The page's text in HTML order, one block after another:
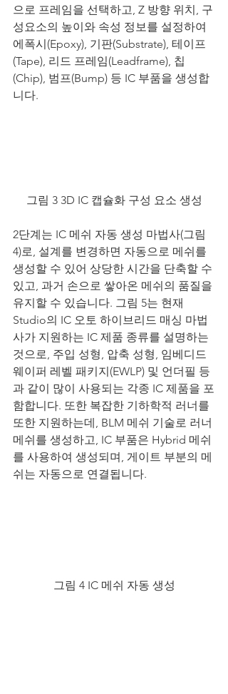
으로 프레임을 선택하고, Z 방향 위치, 구
성요소의 높이와 속성 정보를 설정하여
에폭시(Epoxy), 기판(Substrate), 테이프
(Tape), 리드 프레임(Leadframe), 칩
(Chip), 범프(Bump) 등 IC 부품을 생성합
니다.
그림 3 3D IC 캡슐화 구성 요소 생성
2단계는 IC 메쉬 자동 생성 마법사(그림
4)로, 설계를 변경하면 자동으로 메쉬를
생성할 수 있어 상당한 시간을 단축할 수
있고, 과거 손으로 쌓아온 메쉬의 품질을
유지할 수 있습니다. 그림 5는 현재
Studio의 IC 오토 하이브리드 매싱 마법
사가 지원하는 IC 제품 종류를 설명하는
것으로, 주입 성형, 압축 성형, 임베디드
웨이퍼 레벨 패키지(EWLP) 및 언더필 등
과 같이 많이 사용되는 각종 IC 제품을 포
함합니다. 또한 복잡한 기하학적 러너를
또한 지원하는데, BLM 메쉬 기술로 러너
메쉬를 생성하고, IC 부품은 Hybrid 메쉬
를 사용하여 생성되며, 게이트 부분의 메
쉬는 자동으로 연결됩니다.
그림 4 IC 메쉬 자동 생성